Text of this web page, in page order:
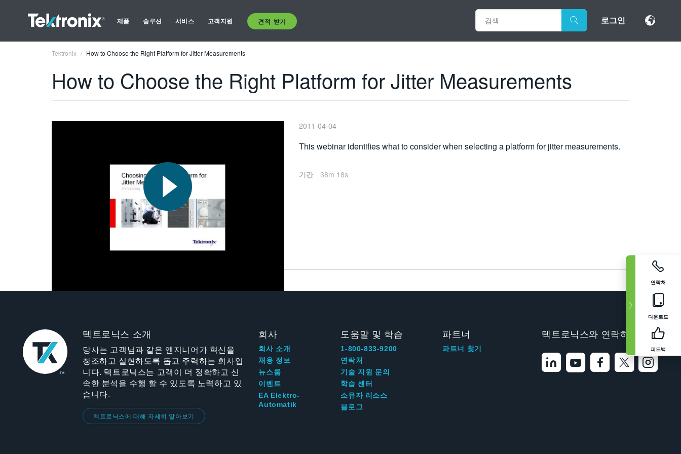
제품 솔루션 서비스 고객지원 견적 받기 로그인
연락처
다운로드
피드백
Tektronix How to Choose the Right Platform for Jitter Measurements
How to Choose the Right Platform for Jitter Measurements
2011-04-04
This webinar identifies what to consider when selecting a platform for jitter measurements.
기간 38m 18s
텍트로닉스 소개
당사는 고객님과 같은 엔지니어가 혁신을
창조하고 실현하도록 돕고 주력하는 회사입
니다. 텍트로닉스는 고객이 더 정확하고 신
속한 분석을 수행 할 수 있도록 노력하고 있
습니다.
텍트로닉스에 대해 자세히 알아보기
회사
회사 소개
채용 정보
뉴스룸
이벤트
EA Elektro-
Automatik
도움말 및 학습
1-800-833-9200
연락처
기술 지원 문의
학습 센터
소유자 리소스
블로그
파트너
파트너 찾기
텍트로닉스와 연락하기